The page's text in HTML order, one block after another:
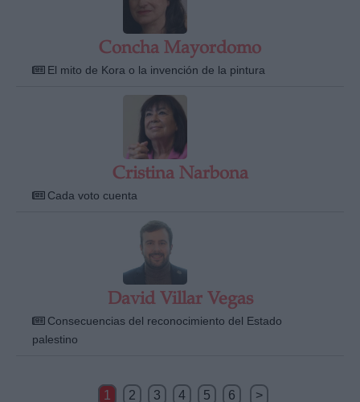
Concha Mayordomo
El mito de Kora o la invención de la pintura
Cristina Narbona
Cada voto cuenta
David Villar Vegas
Consecuencias del reconocimiento del Estado
palestino
1 2 3 4 5 6 >